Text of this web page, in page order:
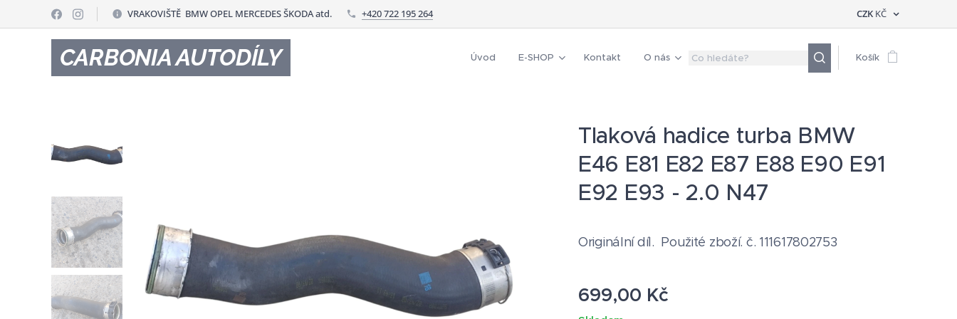
VRAKOVIŠTĚ BMW OPEL MERCEDES ŠKODA atd. +420 722 195 264 CZK KČ
CARBONIA AUTODÍLY Úvod E-SHOP Kontakt O nás Košík
Tlaková hadice turba BMW
E46 E81 E82 E87 E88 E90 E91
E92 E93 - 2.0 N47
Originální díl. Použité zboží. č. 111617802753
699,00 Kč